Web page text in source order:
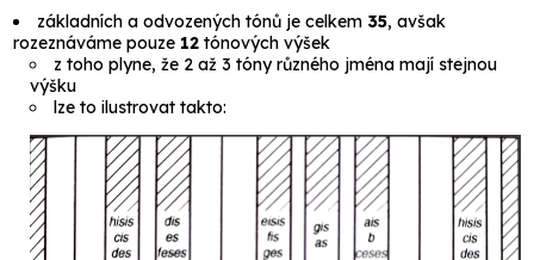
základních a odvozených tónů je celkem 35, avšak
rozeznáváme pouze 12 tónových výšek
z toho plyne, že 2 až 3 tóny různého jména mají stejnou
výšku
lze to ilustrovat takto: